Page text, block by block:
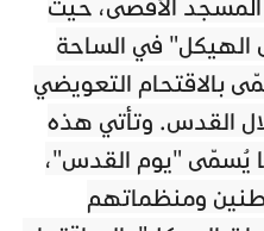
الهيكل" في الساحة
بالاقتحام التعويضي
القدس. وتأتي هذه
يُسمّى "يوم القدس"،
ومنظماتهم